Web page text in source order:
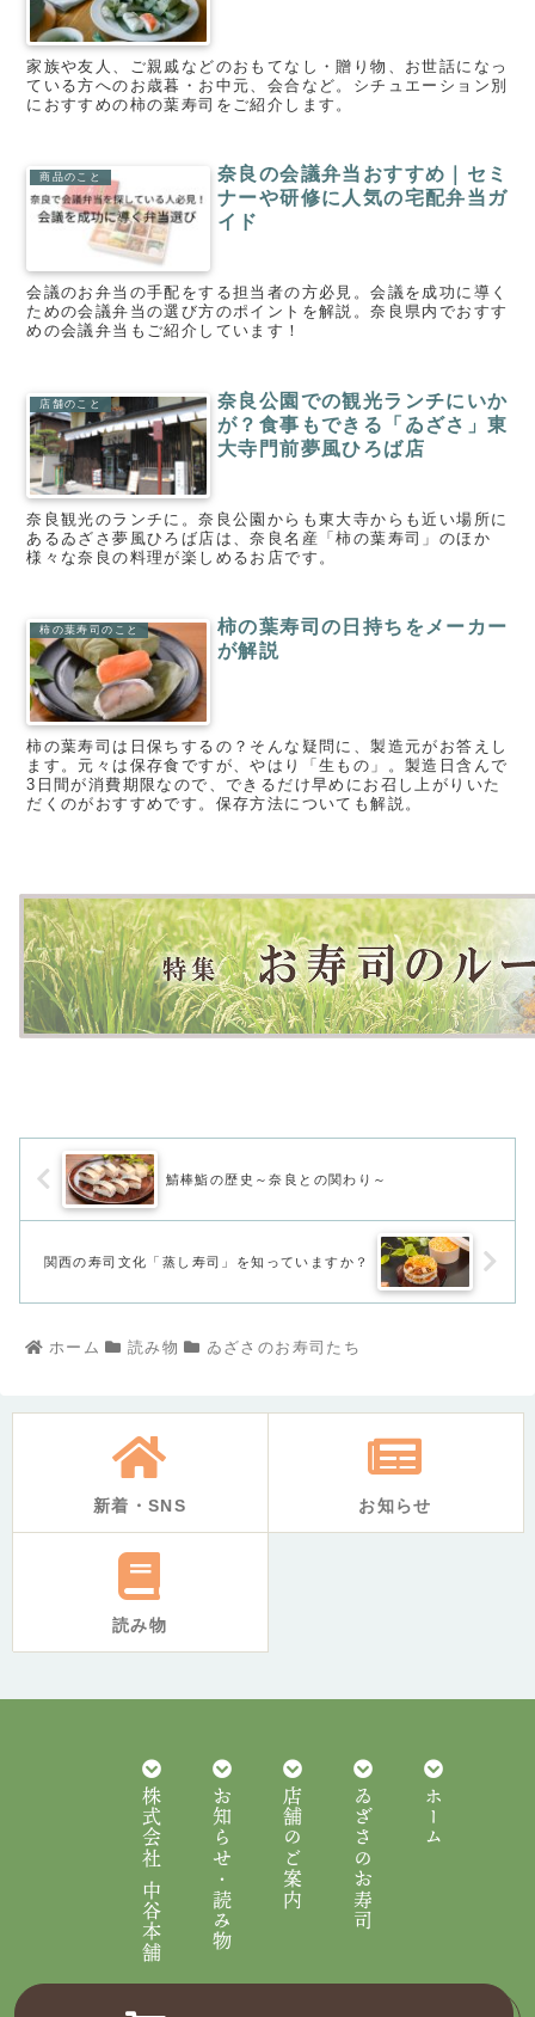
家族や友人、ご親戚などのおもてなし・贈り物、お世話になっ
ている方へのお歳暮・お中元、会合など。シチュエーション別
におすすめの柿の葉寿司をご紹介します。
商品のこと
奈良の会議弁当おすすめ｜セミ
ナーや研修に人気の宅配弁当ガ
イド
会議のお弁当の手配をする担当者の方必見。会議を成功に導く
ための会議弁当の選び方のポイントを解説。奈良県内でおすす
めの会議弁当もご紹介しています！
店舗のこと
奈良公園での観光ランチにいか
が？食事もできる「ゐざさ」東
大寺門前夢風ひろば店
奈良観光のランチに。奈良公園からも東大寺からも近い場所に
あるゐざさ夢風ひろば店は、奈良名産「柿の葉寿司」のほか
様々な奈良の料理が楽しめるお店です。
柿の葉寿司のこと
柿の葉寿司の日持ちをメーカー
が解説
柿の葉寿司は日保ちするの？そんな疑問に、製造元がお答えし
ます。元々は保存食ですが、やはり「生もの」。製造日含んで
3日間が消費期限なので、できるだけ早めにお召し上がりいた
だくのがおすすめです。保存方法についても解説。
鯖棒鮨の歴史～奈良との関わり～
関西の寿司文化「蒸し寿司」を知っていますか？
ホーム 読み物 ゐざさのお寿司たち
新着・SNS お知らせ
読み物
ホーム
ゐざさのお寿司
店舗のご案内
お知らせ・読み物
株式会社 中谷本舗